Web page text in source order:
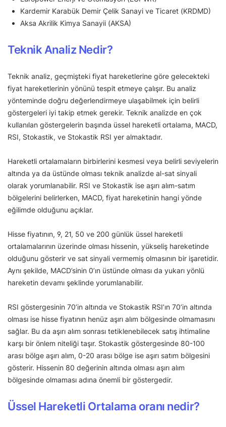
Kardemir Karabük Demir Çelik Sanayi ve Ticaret (KRDMD)
Aksa Akrilik Kimya Sanayii (AKSA)
Teknik Analiz Nedir?
Teknik analiz, geçmişteki fiyat hareketlerine göre gelecekteki
fiyat hareketlerinin yönünü tespit etmeye çalışır. Bu analiz
yönteminde doğru değerlendirmeye ulaşabilmek için belirli
göstergeleri iyi takip etmek gerekir. Teknik analizde en çok
kullanılan göstergelerin başında üssel hareketli ortalama, MACD,
RSI, Stokastik, ve Stokastik RSI yer almaktadır.
Hareketli ortalamaların birbirlerini kesmesi veya belirli seviyelerin
altında ya da üstünde olması teknik analizde al-sat sinyali
olarak yorumlanabilir. RSI ve Stokastik ise aşırı alım-satım
bölgelerini belirlerken, MACD, fiyat hareketinin hangi yönde
eğilimde olduğunu açıklar.
Hisse fiyatının, 9, 21, 50 ve 200 günlük üssel hareketli
ortalamalarının üzerinde olması hissenin, yükseliş hareketinde
olduğunu gösterir ve sat sinyali vermemiş olmasının bir işaretidir.
Aynı şekilde, MACD’sinin 0’ın üstünde olması da yukarı yönlü
hareketin devamı şeklinde yorumlanabilir.
RSI göstergesinin 70’in altında ve Stokastik RSI’ın 70’in altında
olması ise hisse fiyatının henüz aşırı alım bölgesinde olmamasını
sağlar. Bu da aşırı alım sonrası tetiklenebilecek satış ihtimaline
karşı bir önlem niteliği taşır. Stokastik göstergesinde 80-100
arası bölge aşırı alım, 0-20 arası bölge ise aşırı satım bölgesini
gösterir. Hissenin 80 değerinin altında olması aşırı alım
bölgesinde olmaması adına önemli bir göstergedir.
Üssel Hareketli Ortalama oranı nedir?